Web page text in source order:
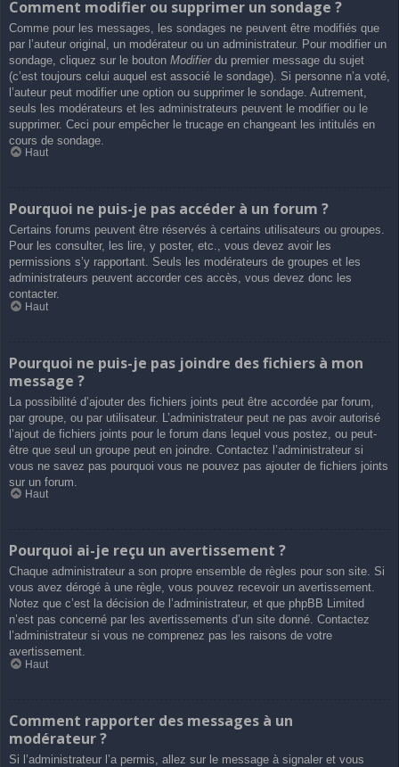
Comment modifier ou supprimer un sondage ?
Comme pour les messages, les sondages ne peuvent être modifiés que
par l’auteur original, un modérateur ou un administrateur. Pour modifier un
sondage, cliquez sur le bouton Modifierdu premier message du sujet
(c’est toujours celui auquel est associé le sondage). Si personne n’a voté,
l’auteur peut modifier une option ou supprimer le sondage. Autrement,
seuls les modérateurs et les administrateurs peuvent le modifier ou le
supprimer. Ceci pour empêcher le trucage en changeant les intitulés en
cours de sondage.
Haut
Pourquoi ne puis-je pas accéder à un forum ?
Certains forums peuvent être réservés à certains utilisateurs ou groupes.
Pour les consulter, les lire, y poster, etc., vous devez avoir les
permissions s’y rapportant. Seuls les modérateurs de groupes et les
administrateurs peuvent accorder ces accès, vous devez donc les
contacter.
Haut
Pourquoi ne puis-je pas joindre des fichiers à mon
message ?
La possibilité d’ajouter des fichiers joints peut être accordée par forum,
par groupe, ou par utilisateur. L’administrateur peut ne pas avoir autorisé
l’ajout de fichiers joints pour le forum dans lequel vous postez, ou peut-
être que seul un groupe peut en joindre. Contactez l’administrateur si
vous ne savez pas pourquoi vous ne pouvez pas ajouter de fichiers joints
sur un forum.
Haut
Pourquoi ai-je reçu un avertissement ?
Chaque administrateur a son propre ensemble de règles pour son site. Si
vous avez dérogé à une règle, vous pouvez recevoir un avertissement.
Notez que c’est la décision de l’administrateur, et que phpBB Limited
n’est pas concerné par les avertissements d’un site donné. Contactez
l’administrateur si vous ne comprenez pas les raisons de votre
avertissement.
Haut
Comment rapporter des messages à un
modérateur ?
Si l’administrateur l’a permis, allez sur le message à signaler et vous